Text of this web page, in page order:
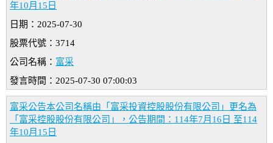
年10月15日
日期：2025-07-30
股票代號：3714
公司名稱： 富采
發言時間：2025-07-30 07:00:03
富采公告本公司名稱由「富采投資控股股份有限公司」更名為
「富采控股股份有限公司」，公告期間：114年7月16日 至114
年10月15日